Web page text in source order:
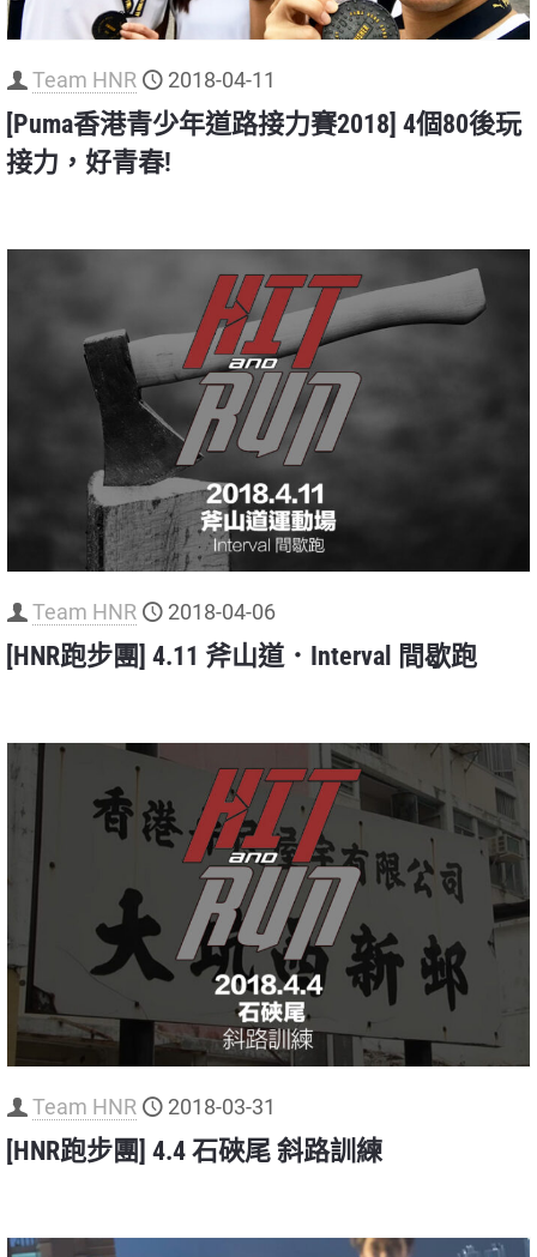
Team HNR 2018-04-11
[Puma香港青少年道路接力賽2018] 4個80後玩
接力，好青春!
Team HNR 2018-04-06
[HNR跑步團] 4.11 斧山道．Interval 間歇跑
Team HNR 2018-03-31
[HNR跑步團] 4.4 石硤尾 斜路訓練